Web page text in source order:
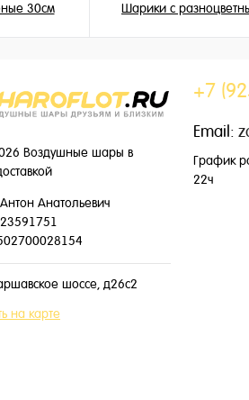
30см Шарики с
Воздушные шары в
Анатольевич
шоссе, д26с2
на карте
+7
Email:
График
22ч